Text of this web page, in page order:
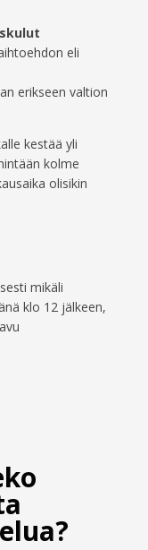
eli
erikseen valtion
kestää yli
kolme
olisikin
mikäli
klo 12 jälkeen,